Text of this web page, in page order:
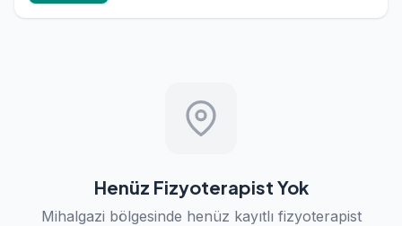
Henüz Fizyoterapist Yok
Mihalgazi bölgesinde henüz kayıtlı fizyoterapist